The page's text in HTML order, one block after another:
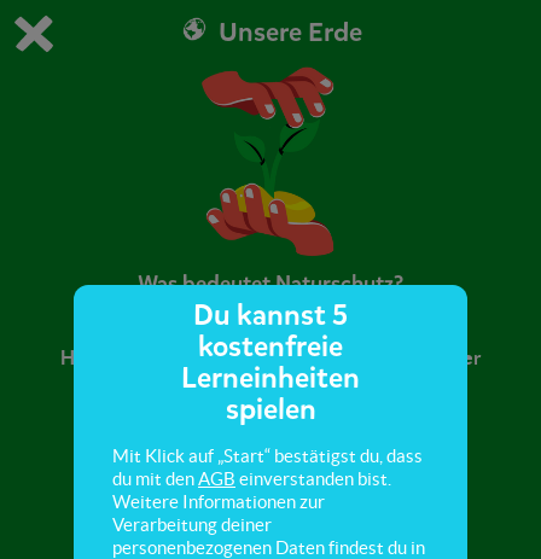
Du spielst die kostenfreie Testversion von scoyo.
Jetzt bestellen
0 1
Unsere Erde
Was bedeutet Naturschutz?
Hier lernst du, was respektvoller Umgang mit der
Natur bedeutet und wie du sie schützt.
Du kannst 5
kostenfreie
Lerneinheiten
spielen
Mit Klick auf „Start“ bestätigst du, dass
du mit denAGB einverstanden bist.
Weitere Informationen zur
Verarbeitung deiner
personenbezogenen Daten findest du in